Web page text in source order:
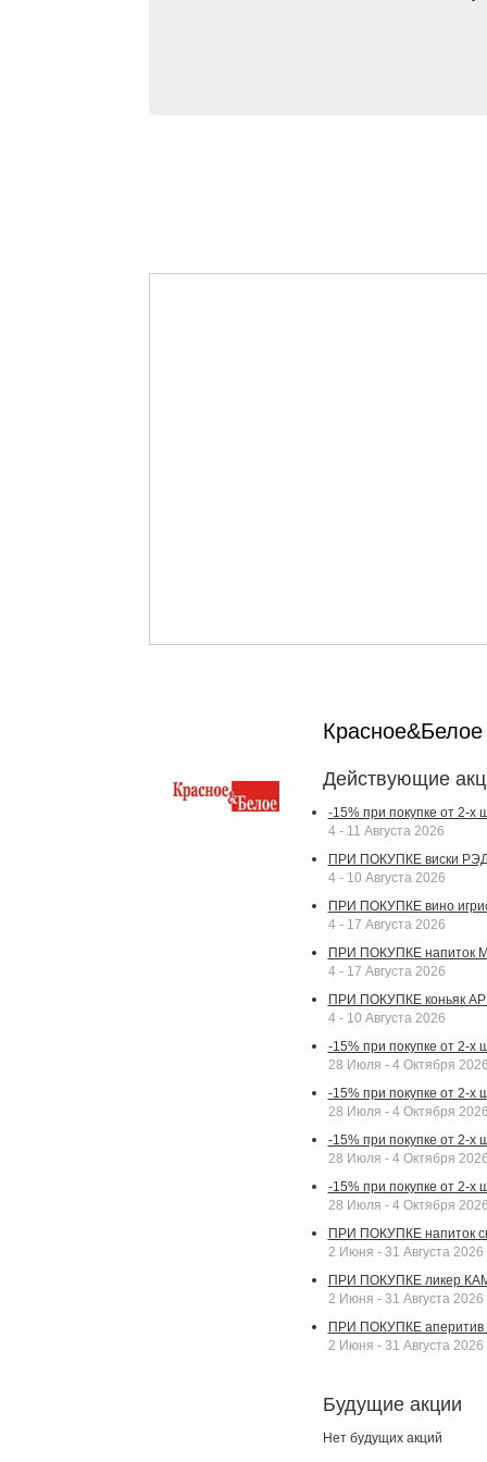
Действующие
-15% при покупке от 2-
4 - 11 Августа 2026
ПРИ ПОКУПКЕ виски
4 - 10 Августа 2026
ПРИ ПОКУПКЕ вино
4 - 17 Августа 2026
ПРИ ПОКУПКЕ напиток
4 - 17 Августа 2026
ПРИ ПОКУПКЕ коньяк
4 - 10 Августа 2026
-15% при покупке от 2-х
28 Июля - 4 Октября
-15% при покупке от 2-х
28 Июля - 4 Октября
-15% при покупке от 2-х
28 Июля - 4 Октября
-15% при покупке от 2-х
28 Июля - 4 Октября
ПРИ ПОКУПКЕ напиток
2 Июня - 31 Августа 2026
ПРИ ПОКУПКЕ ликер
2 Июня - 31 Августа 2026
ПРИ ПОКУПКЕ аперитив
2 Июня - 31 Августа 2026
Будущие акции
Нет будущих акций